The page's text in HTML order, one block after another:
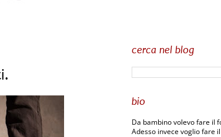
cerca nel blog
bio
Da bambino volevo fare il
Adesso invece voglio fare